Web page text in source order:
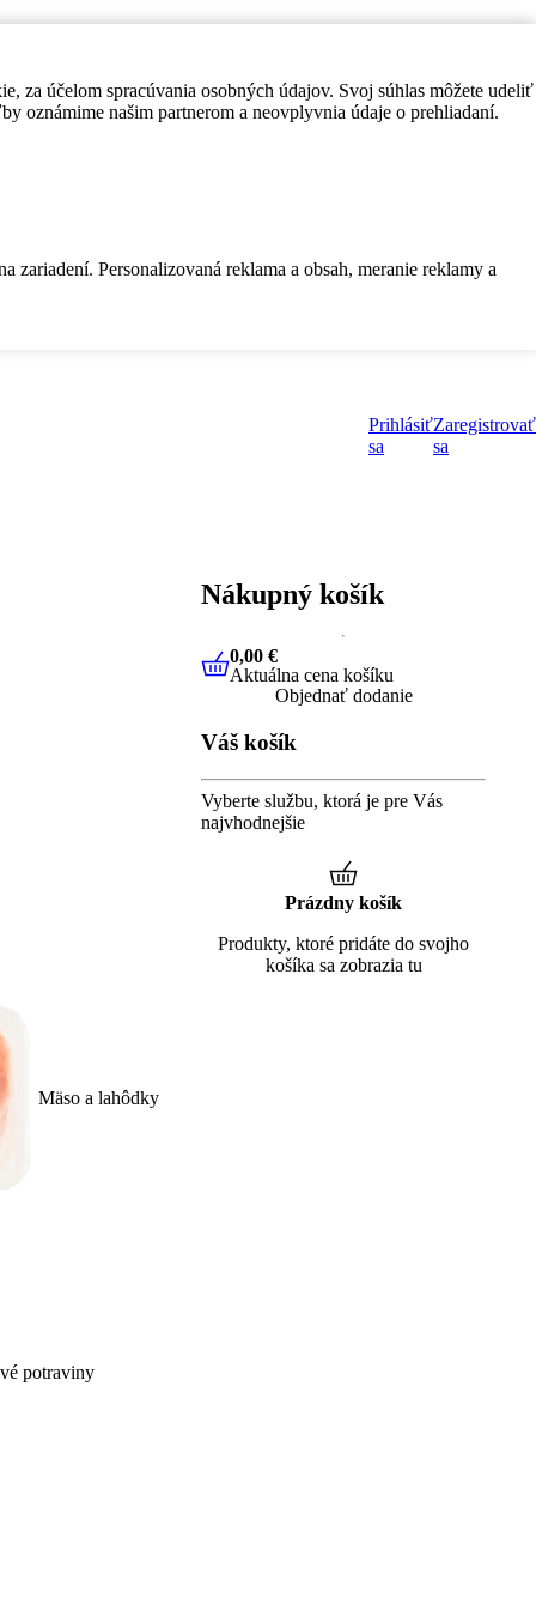
za účelom spracúvania osobných údajov. Svoj súhlas môžete udeliť
oznámime našim partnerom a neovplyvnia údaje o prehliadaní.
Personalizovaná reklama a obsah, meranie reklamy a
Prihlásiť
sa
Zaregistrovať
sa
Mäso a lahôdky
potraviny
Nákupný košík
0,00 €Aktuálna cena košíku
0,00 €
Aktuálna cena košíku
Objednať dodanie
Váš košík
Vyberte službu, ktorá je pre Vás
najvhodnejšie
Prázdny košík
Produkty, ktoré pridáte do svojho
košíka sa zobrazia tu